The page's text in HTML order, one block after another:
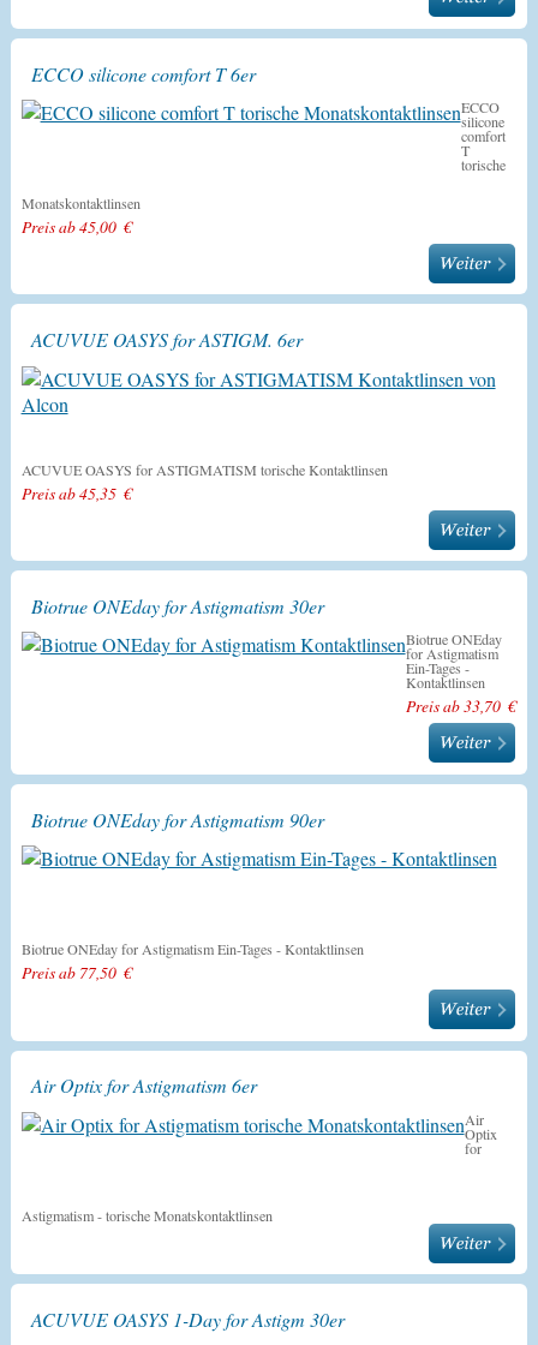
ECCO silicone comfort T 6er
ECCO
silicone
comfort
T
torische
Monatskontaktlinsen
Preis ab 45,00 €
ACUVUE OASYS for ASTIGM. 6er
ACUVUE OASYS for ASTIGMATISM torische Kontaktlinsen
Preis ab 45,35 €
Biotrue ONEday for Astigmatism 30er
Biotrue ONEday
for Astigmatism
Ein-Tages -
Kontaktlinsen
Preis ab 33,70 €
Biotrue ONEday for Astigmatism 90er
Biotrue ONEday for Astigmatism Ein-Tages - Kontaktlinsen
Preis ab 77,50 €
Air Optix for Astigmatism 6er
Air
Optix
for
Astigmatism - torische Monatskontaktlinsen
ACUVUE OASYS 1-Day for Astigm 30er